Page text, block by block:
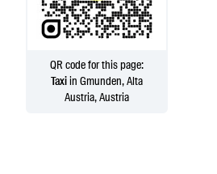
QR code for this page:
Taxiin Gmunden, Alta
Austria, Austria